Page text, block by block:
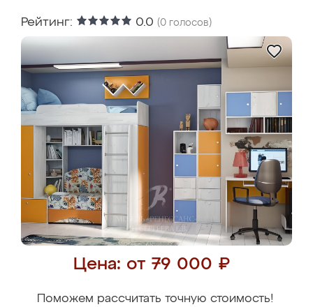
Рейтинг: 0.0 (0 голосов)
Цена: от 79 000 ₽
Поможем рассчитать точную стоимость!